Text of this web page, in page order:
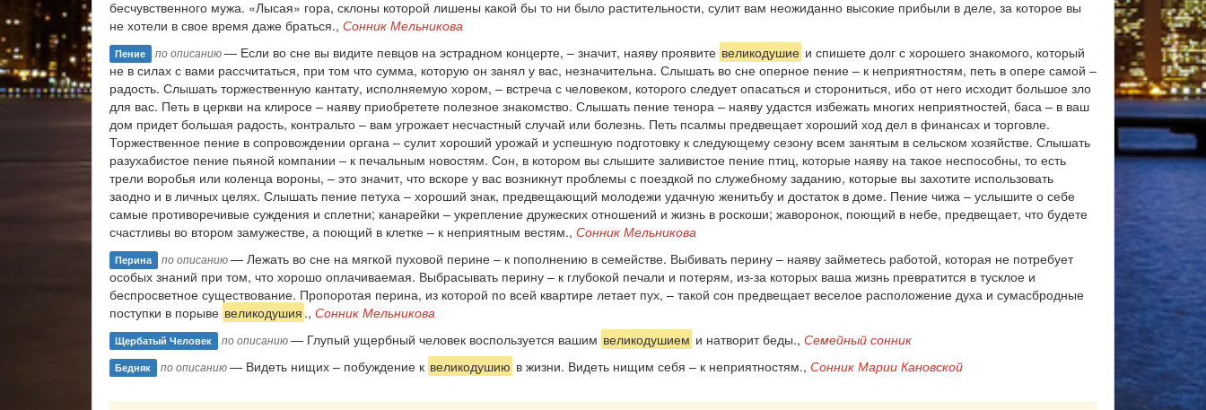
бесчувственного мужа. «Лысая» гора, склоны которой лишены какой бы то ни было растительности, сулит вам неожиданно высокие прибыли в деле, за которое вы
не хотели в свое время даже браться., Сонник Мельникова
Пение по описанию— Если во сне вы видите певцов на эстрадном концерте, – значит, наяву проявите великодушие и спишете долг с хорошего знакомого, который
не в силах с вами рассчитаться, при том что сумма, которую он занял у вас, незначительна. Слышать во сне оперное пение – к неприятностям, петь в опере самой –
радость. Слышать торжественную кантату, исполняемую хором, – встреча с человеком, которого следует опасаться и сторониться, ибо от него исходит большое зло
для вас. Петь в церкви на клиросе – наяву приобретете полезное знакомство. Слышать пение тенора – наяву удастся избежать многих неприятностей, баса – в ваш
дом придет большая радость, контральто – вам угрожает несчастный случай или болезнь. Петь псалмы предвещает хороший ход дел в финансах и торговле.
Торжественное пение в сопровождении органа – сулит хороший урожай и успешную подготовку к следующему сезону всем занятым в сельском хозяйстве. Слышать
разухабистое пение пьяной компании – к печальным новостям. Сон, в котором вы слышите заливистое пение птиц, которые наяву на такое неспособны, то есть
трели воробья или коленца вороны, – это значит, что вскоре у вас возникнут проблемы с поездкой по служебному заданию, которые вы захотите использовать
заодно и в личных целях. Слышать пение петуха – хороший знак, предвещающий молодежи удачную женитьбу и достаток в доме. Пение чижа – услышите о себе
самые противоречивые суждения и сплетни; канарейки – укрепление дружеских отношений и жизнь в роскоши; жаворонок, поющий в небе, предвещает, что будете
счастливы во втором замужестве, а поющий в клетке – к неприятным вестям., Сонник Мельникова
Перина по описанию— Лежать во сне на мягкой пуховой перине – к пополнению в семействе. Выбивать перину – наяву займетесь работой, которая не потребует
особых знаний при том, что хорошо оплачиваемая. Выбрасывать перину – к глубокой печали и потерям, из-за которых ваша жизнь превратится в тусклое и
беспросветное существование. Пропоротая перина, из которой по всей квартире летает пух, – такой сон предвещает веселое расположение духа и сумасбродные
поступки в порыве великодушия ., Сонник Мельникова
Щербатый Человек по описанию— Глупый ущербный человек воспользуется вашим великодушием и натворит беды., Семейный сонник
Бедняк по описанию— Видеть нищих – побуждение к великодушию в жизни. Видеть нищим себя – к неприятностям., Сонник Марии Кановской